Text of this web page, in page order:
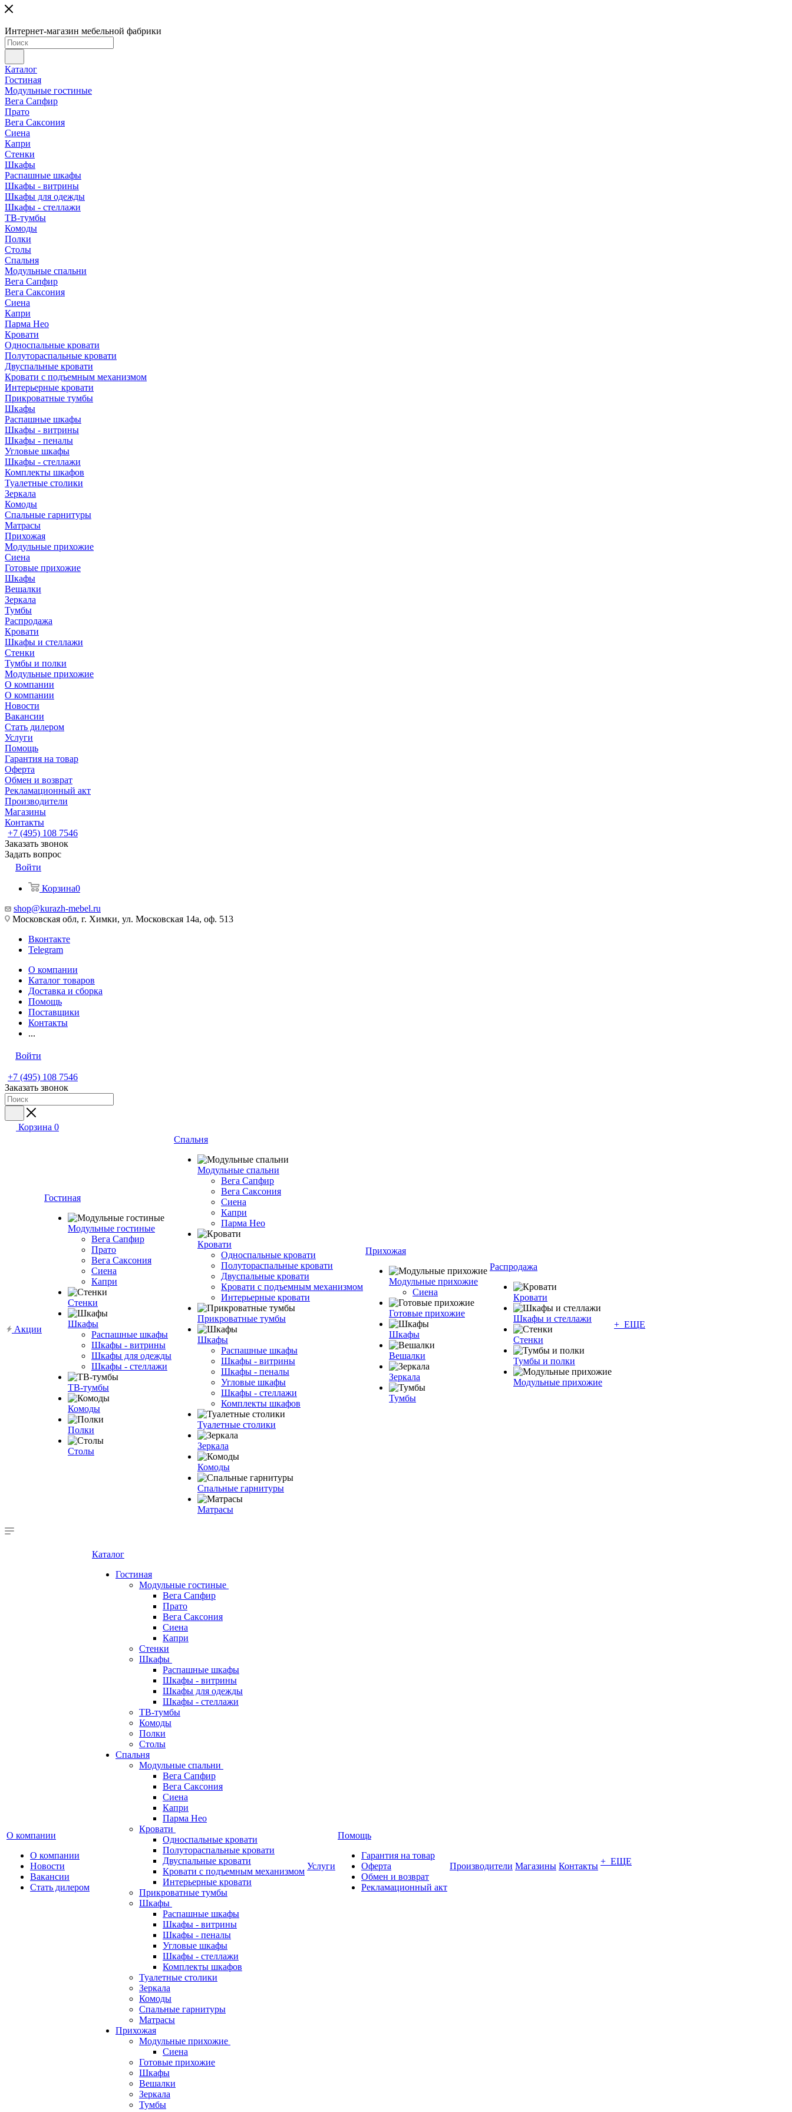
Интернет-магазин мебельной фабрики
Каталог
Гостиная
Модульные гостиные
Вега Сапфир
Прато
Вега Саксония
Сиена
Капри
Стенки
Шкафы
Распашные шкафы
Шкафы - витрины
Шкафы для одежды
Шкафы - стеллажи
ТВ-тумбы
Комоды
Полки
Столы
Спальня
Модульные спальни
Вега Сапфир
Вега Саксония
Сиена
Капри
Парма Нео
Кровати
Односпальные кровати
Полутораспальные кровати
Двуспальные кровати
Кровати с подъемным механизмом
Интерьерные кровати
Прикроватные тумбы
Шкафы
Распашные шкафы
Шкафы - витрины
Шкафы - пеналы
Угловые шкафы
Шкафы - стеллажи
Комплекты шкафов
Туалетные столики
Зеркала
Комоды
Спальные гарнитуры
Матрасы
Прихожая
Модульные прихожие
Сиена
Готовые прихожие
Шкафы
Вешалки
Зеркала
Тумбы
Распродажа
Кровати
Шкафы и стеллажи
Стенки
Тумбы и полки
Модульные прихожие
О компании
О компании
Новости
Вакансии
Стать дилером
Услуги
Помощь
Гарантия на товар
Оферта
Обмен и возврат
Рекламационный акт
Производители
Магазины
Контакты
+7 (495) 108 7546
Заказать звонок
Задать вопрос
Войти
Корзина0
shop@kurazh-mebel.ru
Московская обл, г. Химки, ул. Московская 14а, оф. 513
Вконтакте
Telegram
О компании
Каталог товаров
Доставка и сборка
Помощь
Поставщики
Контакты
...
Войти
+7 (495) 108 7546
Заказать звонок
Корзина 0
Акции
Гостиная
Модульные гостиные
Вега Сапфир
Прато
Вега Саксония
Сиена
Капри
Стенки
Шкафы
Распашные шкафы
Шкафы - витрины
Шкафы для одежды
Шкафы - стеллажи
ТВ-тумбы
Комоды
Полки
Столы
Спальня
Модульные спальни
Вега Сапфир
Вега Саксония
Сиена
Капри
Парма Нео
Кровати
Односпальные кровати
Полутораспальные кровати
Двуспальные кровати
Кровати с подъемным механизмом
Интерьерные кровати
Прикроватные тумбы
Шкафы
Распашные шкафы
Шкафы - витрины
Шкафы - пеналы
Угловые шкафы
Шкафы - стеллажи
Комплекты шкафов
Туалетные столики
Зеркала
Комоды
Спальные гарнитуры
Матрасы
Прихожая
Модульные прихожие
Сиена
Готовые прихожие
Шкафы
Вешалки
Зеркала
Тумбы
Распродажа
Кровати
Шкафы и стеллажи
Стенки
Тумбы и полки
Модульные прихожие
+ ЕЩЕ
О компании
О компании
Новости
Вакансии
Стать дилером
Каталог
Гостиная
Модульные гостиные
Вега Сапфир
Прато
Вега Саксония
Сиена
Капри
Стенки
Шкафы
Распашные шкафы
Шкафы - витрины
Шкафы для одежды
Шкафы - стеллажи
ТВ-тумбы
Комоды
Полки
Столы
Спальня
Модульные спальни
Вега Сапфир
Вега Саксония
Сиена
Капри
Парма Нео
Кровати
Односпальные кровати
Полутораспальные кровати
Двуспальные кровати
Кровати с подъемным механизмом
Интерьерные кровати
Прикроватные тумбы
Шкафы
Распашные шкафы
Шкафы - витрины
Шкафы - пеналы
Угловые шкафы
Шкафы - стеллажи
Комплекты шкафов
Туалетные столики
Зеркала
Комоды
Спальные гарнитуры
Матрасы
Прихожая
Модульные прихожие
Сиена
Готовые прихожие
Шкафы
Вешалки
Зеркала
Тумбы
Услуги
Помощь
Гарантия на товар
Оферта
Обмен и возврат
Рекламационный акт
Производители Магазины Контакты + ЕЩЕ